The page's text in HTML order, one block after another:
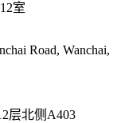
室
Road, Wanchai,
层北侧A403